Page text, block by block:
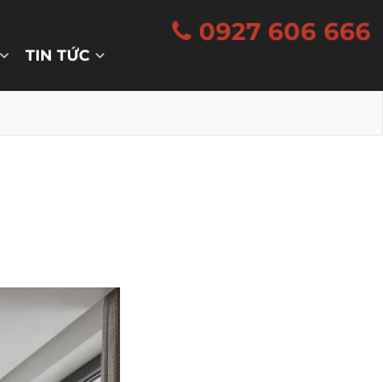
0927 606 666
TIN TỨC